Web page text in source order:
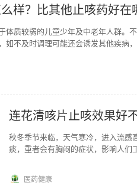
样？比其他止咳药好在
体质较弱的儿童少年及中老年人群
如不及时调理可能还会诱发其他疾病
连花清咳片止咳效果好
秋冬季节来临，天气寒冷，进入流感
痰，重者会有胸闷的症状，影响人们
医药健康